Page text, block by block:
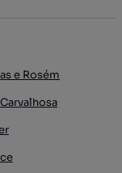
e Rosém